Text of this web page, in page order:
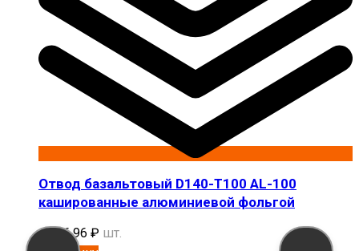
Отвод базальтовый D140-T100 AL-100
кашированные алюминиевой фольгой
1 896,96 ₽ шт.